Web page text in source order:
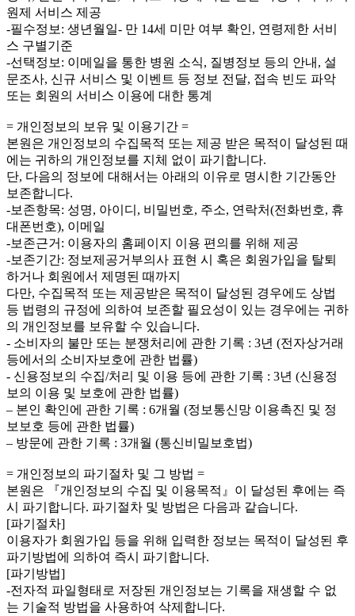
원제 서비스 제공
-필수정보: 생년월일- 만 14세 미만 여부 확인, 연령제한 서비
스 구별기준
-선택정보: 이메일을 통한 병원 소식, 질병정보 등의 안내, 설
문조사, 신규 서비스 및 이벤트 등 정보 전달, 접속 빈도 파악
또는 회원의 서비스 이용에 대한 통계
= 개인정보의 보유 및 이용기간 =
본원은 개인정보의 수집목적 또는 제공 받은 목적이 달성된 때
에는 귀하의 개인정보를 지체 없이 파기합니다.
단, 다음의 정보에 대해서는 아래의 이유로 명시한 기간동안
보존합니다.
-보존항목: 성명, 아이디, 비밀번호, 주소, 연락처(전화번호, 휴
대폰번호), 이메일
-보존근거: 이용자의 홈페이지 이용 편의를 위해 제공
-보존기간: 정보제공거부의사 표현 시 혹은 회원가입을 탈퇴
하거나 회원에서 제명된 때까지
다만, 수집목적 또는 제공받은 목적이 달성된 경우에도 상법
등 법령의 규정에 의하여 보존할 필요성이 있는 경우에는 귀하
의 개인정보를 보유할 수 있습니다.
- 소비자의 불만 또는 분쟁처리에 관한 기록 : 3년 (전자상거래
등에서의 소비자보호에 관한 법률)
- 신용정보의 수집/처리 및 이용 등에 관한 기록 : 3년 (신용정
보의 이용 및 보호에 관한 법률)
– 본인 확인에 관한 기록 : 6개월 (정보통신망 이용촉진 및 정
보보호 등에 관한 법률)
– 방문에 관한 기록 : 3개월 (통신비밀보호법)
= 개인정보의 파기절차 및 그 방법 =
본원은 『개인정보의 수집 및 이용목적』이 달성된 후에는 즉
시 파기합니다. 파기절차 및 방법은 다음과 같습니다.
[파기절차]
이용자가 회원가입 등을 위해 입력한 정보는 목적이 달성된 후
파기방법에 의하여 즉시 파기합니다.
[파기방법]
-전자적 파일형태로 저장된 개인정보는 기록을 재생할 수 없
는 기술적 방법을 사용하여 삭제합니다.